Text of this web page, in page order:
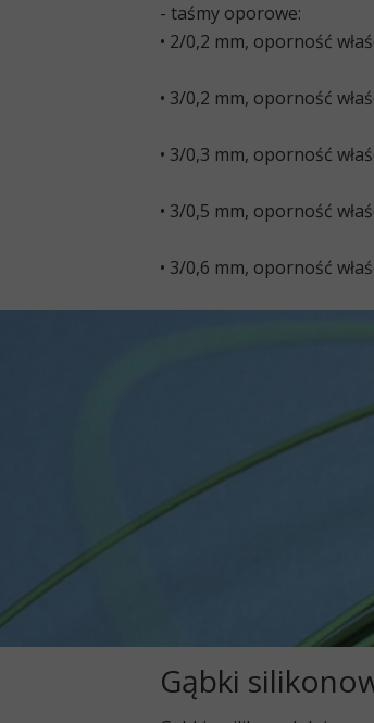
Gąbki
- taśmy oporowe:
• 2/0,2 mm, oporność
• 3/0,2 mm, oporność
• 3/0,3 mm, oporność
• 3/0,5 mm, oporność
• 3/0,6 mm, oporność